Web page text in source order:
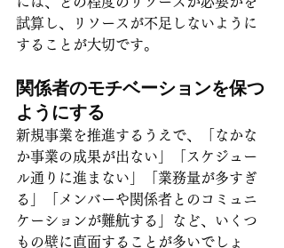
試算し、リソースが不足しないように
することが大切です。
関係者のモチベーションを保つ
ようにする
新規事業を推進するうえで、「なかな
か事業の成果が出ない」「スケジュー
ル通りに進まない」「業務量が多すぎ
る」「メンバーや関係者とのコミュニ
ケーションが難航する」など、いくつ
もの壁に直面することが多いでしょ